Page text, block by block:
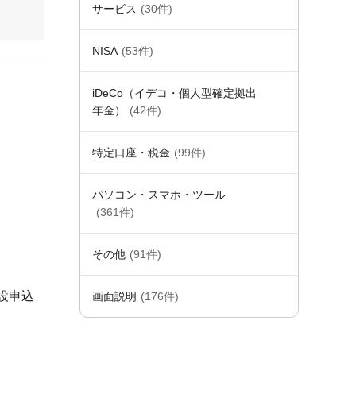
サービス (30件)
NISA (53件)
iDeCo（イデコ・個人型確定拠出
年金）
(42件)
特定口座・税金 (99件)
パソコン・スマホ・ツール
(361件)
その他 (91件)
画面説明 (176件)
申込